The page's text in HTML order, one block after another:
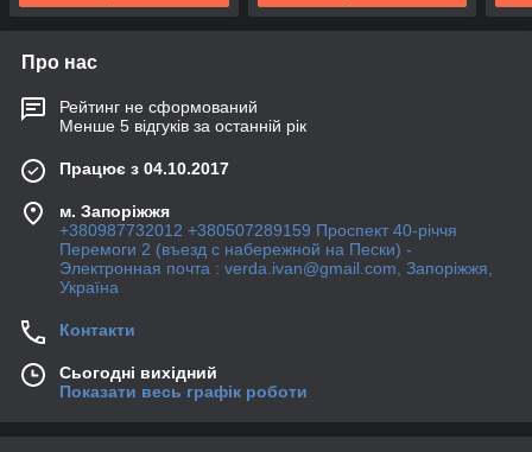
Про нас
Рейтинг не сформований
Менше 5 відгуків за останній рік
Працює з 04.10.2017
м. Запоріжжя
+380987732012 +380507289159 Проспект 40-рiччя
Перемоги 2 (въезд с набережной на Пески) -
Электронная почта : verda.ivan@gmail.com, Запоріжжя,
Україна
Контакти
Сьогодні вихідний
Показати весь графік роботи